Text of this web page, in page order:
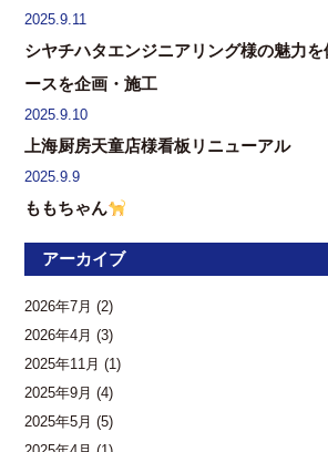
2025.9.11
シヤチハタエンジニアリング様の魅力
ースを企画・施工
2025.9.10
上海厨房天童店様看板リニューアル
2025.9.9
ももちゃん
アーカイブ
2026年7月 (2)
2026年4月 (3)
2025年11月 (1)
2025年9月 (4)
2025年5月 (5)